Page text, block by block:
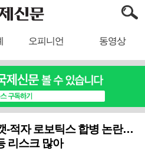
오피니언 동영상
-적자 로보틱스 합병 논란…
리스크 많아